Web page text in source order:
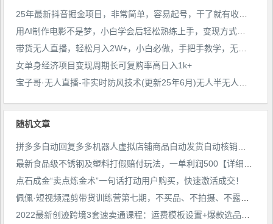
25年最新抖音掘金项目，非常简单，容易起号，干了就有收益那种
用AI制作电影不是梦，小白学会后轻松熟练上手，变现方式多样，日入2张+
带货无人直播，轻松月入2W+，小白必做，手把手教学，无脑操作(附学习资料)
女单身经济项目变现周期长可复购率高日入1k+
宝子哥·无人直播-非实时防风技术(更新25年6月)无人半无人直播
随机文章
拼多多自动回复多多机器人虚拟店铺商品自动发货自动核销卡券【永久脚本】
最新食品级不锈钢及塑料打假赔付玩法，一单利润500【详细玩法教程】【仅揭秘】
点石成金“卖点炼金术”一句话打动用户购买，快速激活成交！
佩佩·短视频混剪带货训练营第七期，不买品、不拍摄、不露脸、不直播，通过抄作业快速体验引流到出单
2022最新创迹跨境3套速卖通课程：运费模板设置+爆款选品+开店教程！